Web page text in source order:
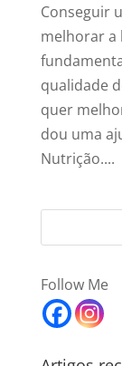
Conseguir
melhorar a
qualidade
quer
dou uma
Nutrição....
Follow Me